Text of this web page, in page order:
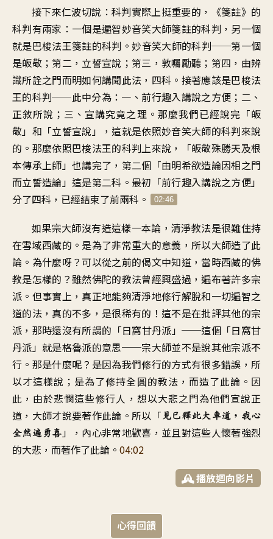
接下來仁波切說：科判實際上挺重要的 ，《箋註》的
科判有兩家 ： 一個是遍智妙音笑大師箋註的科判 ， 另一個
就是巴梭法王箋註的科判 。妙音笑大師的科判──第一個
是皈敬 ； 第二，立誓宣說；第三，敦囑勵聽 ； 第四，由辨
識所詮之門而明如何講聞此法 ， 四科 。 接著應該是巴梭法
王的科判──此中分為：一、前行趣入講說之方便 ； 二、
正敘所說 ； 三、宣講究竟之理 。 那麼我們已經說完「皈
敬」 和「立誓宣說」， 這就是依照妙音笑大師的科判來說
的 。 那麼依照巴梭法王的科判上來說 ，「皈敬殊勝天及根
本傳承上師」也講完了 ， 第二個「由明希欲造論因相之門
而立誓造論」 這是第二科 。 最初「前行趣入講說之方便」
分了四科，已經結束了前兩科 。 02:46
如果宗大師沒有造這樣一本論 ，清淨教法是很難住持
在雪域西藏的 。 是為了非常重大的意義 ，所以大師造了此
論 。 為什麼呀？ 可以從之前的偈文中知道 ， 當時西藏的佛
教是怎樣的 ？雖然佛陀的教法曾經興盛過 ，遍布著許多宗
派 。 但事實上，真正地能夠清淨地修行解脫和一切遍智之
道的法 ， 真的不多 ， 是很稀有的 ！ 這不是在批評其他的宗
派 ， 那時還沒有所謂的「日窩甘丹派」──這個「日窩甘
丹派」就是格魯派的意思──宗大師並不是說其他宗派不
行 。 那是什麼呢？ 是因為我們修行的方式有很多錯誤 ，所
以才這樣說 ； 是為了修持全圓的教法 ， 而造了此論 。 因
此 ， 由於悲憫這些修行人 ， 想以大悲之門為他們宣說正
道 ， 大師才說要著作此論 。所以「 見已釋此大車道 ， 我心
全然遍勇喜」， 內心非常地歡喜 ， 並且對這些人懷著強烈
的大悲 ， 而著作了此論 。 04:02
播放迴向影片
心得回饋